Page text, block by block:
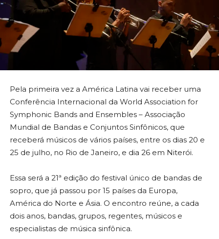
Pela primeira vez a América Latina vai receber uma
Conferência Internacional da World Association for
Symphonic Bands and Ensembles – Associação
Mundial de Bandas e Conjuntos Sinfônicos, que
receberá músicos de vários países, entre os dias 20 e
25 de julho, no Rio de Janeiro, e dia 26 em Niterói.
Essa será a 21ª edição do festival único de bandas de
sopro, que já passou por 15 países da Europa,
América do Norte e Ásia. O encontro reúne, a cada
dois anos, bandas, grupos, regentes, músicos e
especialistas de música sinfônica.